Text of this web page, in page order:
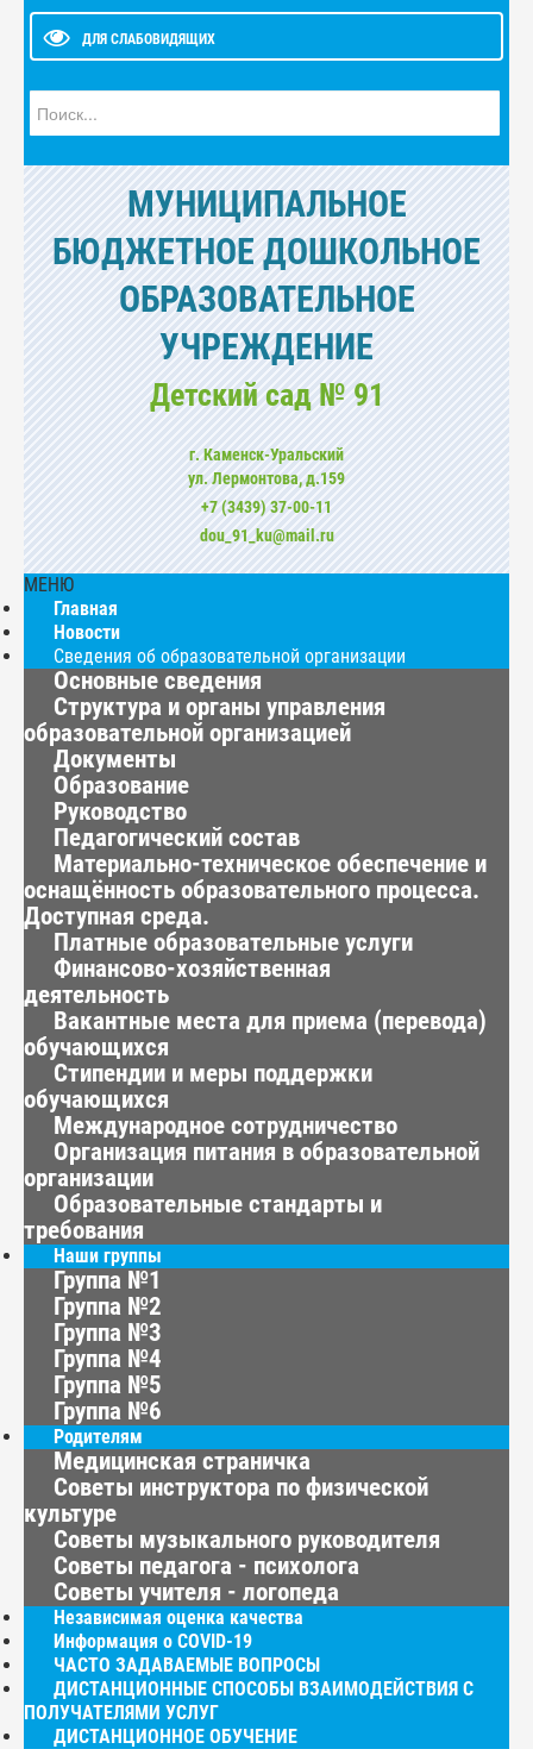
ДЛЯ СЛАБОВИДЯЩИХ
МУНИЦИПАЛЬНОЕ
БЮДЖЕТНОЕ ДОШКОЛЬНОЕ
ОБРАЗОВАТЕЛЬНОЕ
УЧРЕЖДЕНИЕ
Детский сад № 91
г. Каменск-Уральский
ул. Лермонтова, д.159
+7 (3439) 37-00-11
dou_91_ku@mail.ru
МЕНЮ
Главная
Новости
Сведения об образовательной организации
Основные сведения
Структура и органы управления
образовательной организацией
Документы
Образование
Руководство
Педагогический состав
Материально-техническое обеспечение и
оснащённость образовательного процесса.
Доступная среда.
Платные образовательные услуги
Финансово-хозяйственная
деятельность
Вакантные места для приема (перевода)
обучающихся
Стипендии и меры поддержки
обучающихся
Международное сотрудничество
Организация питания в образовательной
организации
Образовательные стандарты и
требования
Наши группы
Группа №1
Группа №2
Группа №3
Группа №4
Группа №5
Группа №6
Родителям
Медицинская страничка
Советы инструктора по физической
культуре
Советы музыкального руководителя
Советы педагога - психолога
Советы учителя - логопеда
Независимая оценка качества
Информация о COVID-19
ЧАСТО ЗАДАВАЕМЫЕ ВОПРОСЫ
ДИСТАНЦИОННЫЕ СПОСОБЫ ВЗАИМОДЕЙСТВИЯ С
ПОЛУЧАТЕЛЯМИ УСЛУГ
ДИСТАНЦИОННОЕ ОБУЧЕНИЕ